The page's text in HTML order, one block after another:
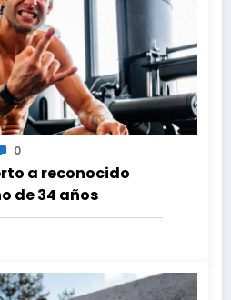
0
a reconocido
de 34 años